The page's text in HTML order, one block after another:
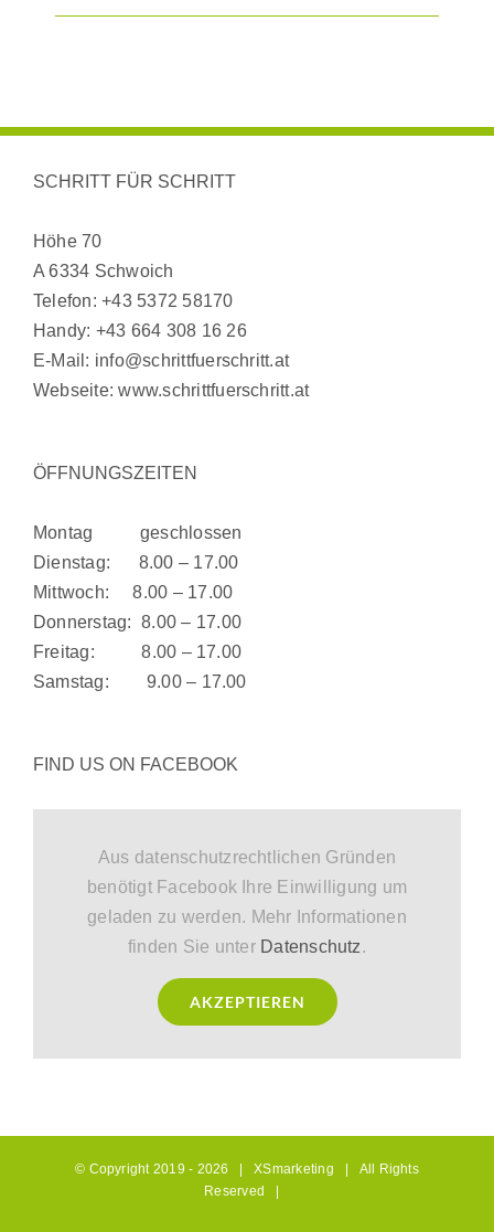
SCHRITT FÜR SCHRITT
Höhe 70
A 6334 Schwoich
Telefon:+43 5372 58170
Handy: +43 664 308 16 26
E-Mail: info@schrittfuerschritt.at
Webseite:www.schrittfuerschritt.at
ÖFFNUNGSZEITEN
Montag geschlossen
Dienstag: 8.00 – 17.00
Mittwoch: 8.00 – 17.00
Donnerstag: 8.00 – 17.00
Freitag: 8.00 – 17.00
Samstag: 9.00 – 17.00
FIND US ON FACEBOOK
Aus datenschutzrechtlichen Gründen
benötigt Facebook Ihre Einwilligung um
geladen zu werden. Mehr Informationen
finden Sie unter Datenschutz.
AKZEPTIEREN
© Copyright 2019 - 2026 |XSmarketing | All Rights
Reserved |